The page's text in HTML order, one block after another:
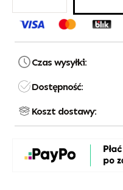
Czas wysyłki:
Dostępność:
Koszt dostawy: